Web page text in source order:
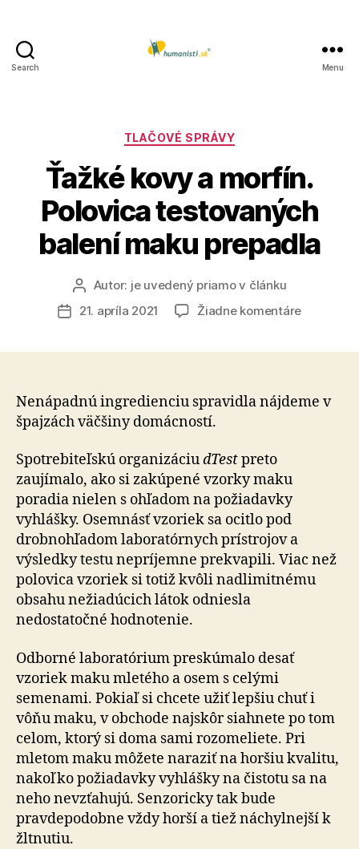
Search Menu
Kategórie
TLAČOVÉ SPRÁVY
Ťažké kovy a morfín.
Polovica testovaných
balení maku prepadla
Autor
článku
Autor: je uvedený priamo v článku
Dátum
21. apríla 2021 Žiadne komentárena
Polovica
Nenápadnú ingredienciu spravidla nájdeme v
špajzách väčšiny domácností.
Spotrebiteľskú organizáciudTestpreto
zaujímalo, ako si zakúpené vzorky maku
poradia nielen s ohľadom na požiadavky
vyhlášky. Osemnásť vzoriek sa ocitlo pod
drobnohľadom laboratórnych prístrojov a
výsledky testu nepríjemne prekvapili. Viac než
polovica vzoriek si totiž kvôli nadlimitnému
obsahu nežiadúcich látok odniesla
nedostatočné hodnotenie.
Odborné laboratórium preskúmalo desať
vzoriek maku mletého a osem s celými
semenami. Pokiaľ si chcete užiť lepšiu chuť i
vôňu maku, v obchode najskôr siahnete po tom
celom, ktorý si doma sami rozomeliete. Pri
mletom maku môžete naraziť na horšiu kvalitu,
nakoľko požiadavky vyhlášky na čistotu sa na
neho nevzťahujú. Senzoricky tak bude
pravdepodobne vždy horší a tiež náchylnejší k
žltnutiu.